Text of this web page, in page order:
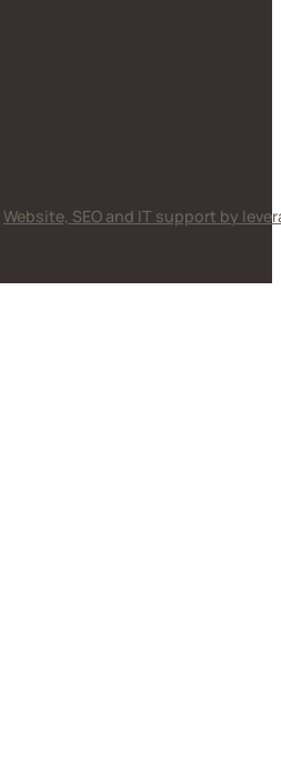
Website, SEO and IT support by